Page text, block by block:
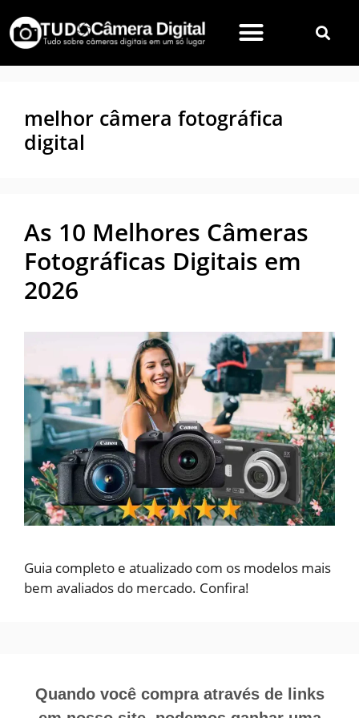
melhor câmera fotográfica
digital
As 10 Melhores Câmeras
Fotográficas Digitais em
2026
Guia completo e atualizado com os modelos mais
bem avaliados do mercado. Confira!
Quando você compra através de links